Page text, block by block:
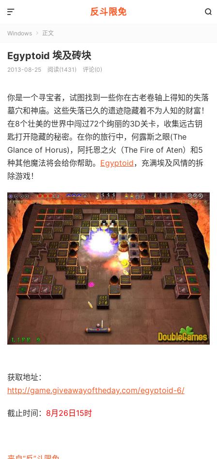
反斗限免 

Windows  正文
Egyptoid 埃及砖块
2013-08-25 阅读(1431) 评论(0)
你是一个寻宝者，试图找到一些你在古老卷轴上得知的失落
墓穴和神庙。这些失落已久的遗迹隐藏着不为人知的财富！
在8个壮美的世界中闯过72个绚丽的3D关卡，收集远古钥
匙打开隐藏的秘密。在你的旅行中，何露斯之眼(The
Glance of Horus)，阿托恩之火（The Fire of Aten）和5
种其他魔法将会给你帮助。 Egyptoid，充满埃及风情的拆
除游戏！
获取地址：
http://game.giveawayoftheday.com/egyptoid-6/
截止时间： 8月26日15时